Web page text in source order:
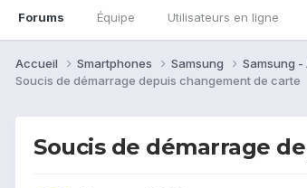
Forums Équipe Utilisateurs en ligne
Accueil Smartphones Samsung Samsung -
Soucis de démarrage depuis changement de carte
Soucis de démarrage